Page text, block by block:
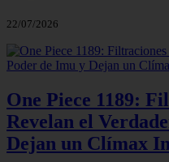
22/07/2026
One Piece 1189:
Revelan el
Dejan un Clímax